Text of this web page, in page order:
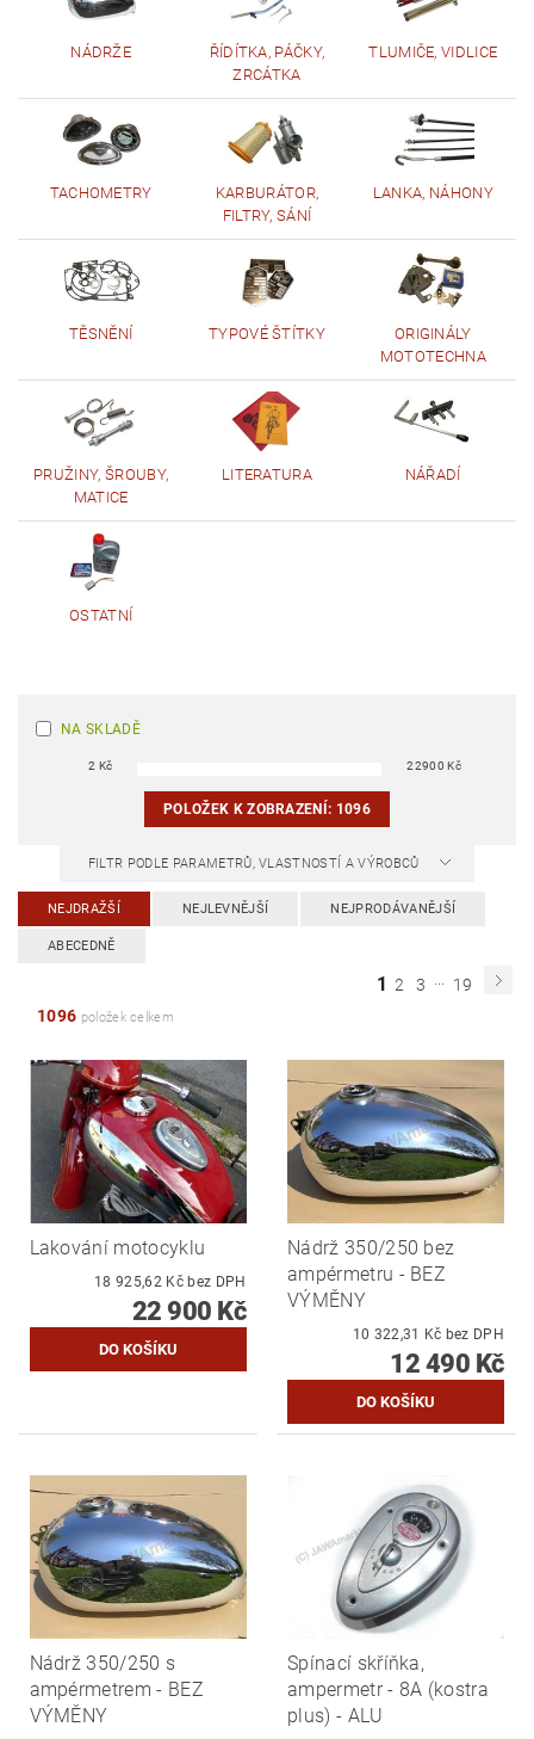
NÁDRŽE
ŘÍDÍTKA, PÁČKY,
ZRCÁTKA
TLUMIČE, VIDLICE
TACHOMETRY
KARBURÁTOR,
FILTRY, SÁNÍ
LANKA, NÁHONY
TĚSNĚNÍ TYPOVÉ ŠTÍTKY
ORIGINÁLY
MOTOTECHNA
PRUŽINY, ŠROUBY,
MATICE
LITERATURA NÁŘADÍ
OSTATNÍ
NA SKLADĚ
2 Kč 22900 Kč
POLOŽEK K ZOBRAZENÍ: 1096
FILTR PODLE PARAMETRŮ, VLASTNOSTÍ A VÝROBCŮ
NEJDRAŽŠÍ NEJLEVNĚJŠÍ NEJPRODÁVANĚJŠÍ
ABECEDNĚ
1 2 3 ... 19
1096 položek celkem
Lakování motocyklu
18 925,62 Kč bez DPH
22 900 Kč
Nádrž 350/250 bez
ampérmetru - BEZ
VÝMĚNY
10 322,31 Kč bez DPH
12 490 Kč
Nádrž 350/250 s
ampérmetrem - BEZ
VÝMĚNY
Spínací skříňka,
ampermetr - 8A (kostra
plus) - ALU